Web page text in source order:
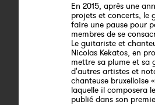
En 2015, après une
projets et concerts, le
faire une pause pour
membres de se
Le guitariste et
Nicolas Kekatos, en
mettre sa plume et sa
d'autres artistes et
chanteuse bruxelloise
laquelle il composera
publié dans son